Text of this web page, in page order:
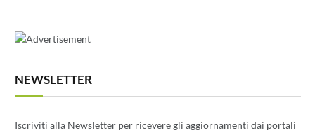
NEWSLETTER
Iscriviti alla Newsletter per ricevere gli aggiornamenti dai portali